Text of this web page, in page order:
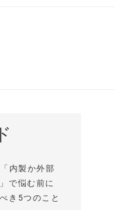
内製か外部
で悩む前に
き5つのこと